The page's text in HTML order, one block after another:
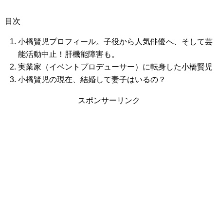
目次
小橋賢児プロフィール。子役から人気俳優へ、そして芸
能活動中止！肝機能障害も。
実業家（イベントプロデューサー）に転身した小橋賢児
小橋賢児の現在、結婚して妻子はいるの？
スポンサーリンク